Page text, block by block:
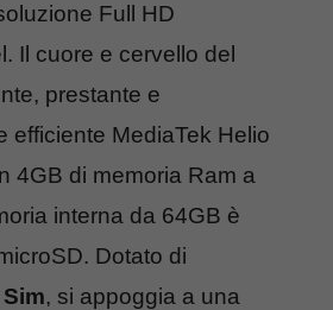
Full HD
Il cuore e cervello del
prestante e
efficiente MediaTek Helio
4GB di memoria Ram a
interna da 64GB è
Dotato di
, si appoggia a una